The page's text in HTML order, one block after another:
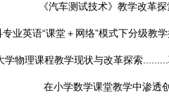
《汽车测试技术》教学改革探
专业英语“课堂＋网络”模式下分级教学
学物理课程教学现状与改革探索.........
在小学数学课堂教学中渗透